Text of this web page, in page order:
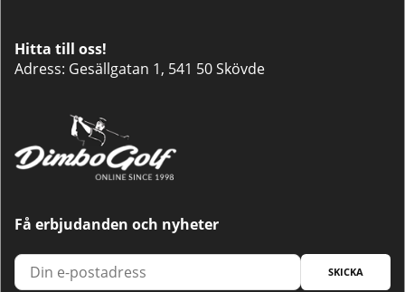
Hitta till oss!
Adress: Gesällgatan 1, 541 50 Skövde
Få erbjudanden och nyheter
SKICKA